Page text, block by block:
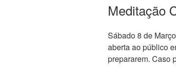
Meditação
Sábado 8 de
aberta ao público
prepararem. Caso